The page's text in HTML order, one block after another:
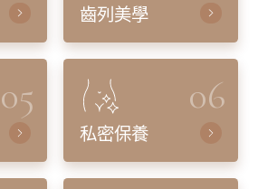
齒列美學
05 06
私密保養